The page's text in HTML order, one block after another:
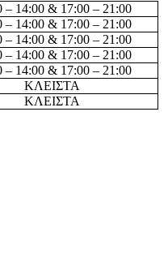
– 14:00 & 17:00 – 21:00
– 14:00 & 17:00 – 21:00
– 14:00 & 17:00 – 21:00
– 14:00 & 17:00 – 21:00
– 14:00 & 17:00 – 21:00
ΚΛΕΙΣΤΑ
ΚΛΕΙΣΤΑ